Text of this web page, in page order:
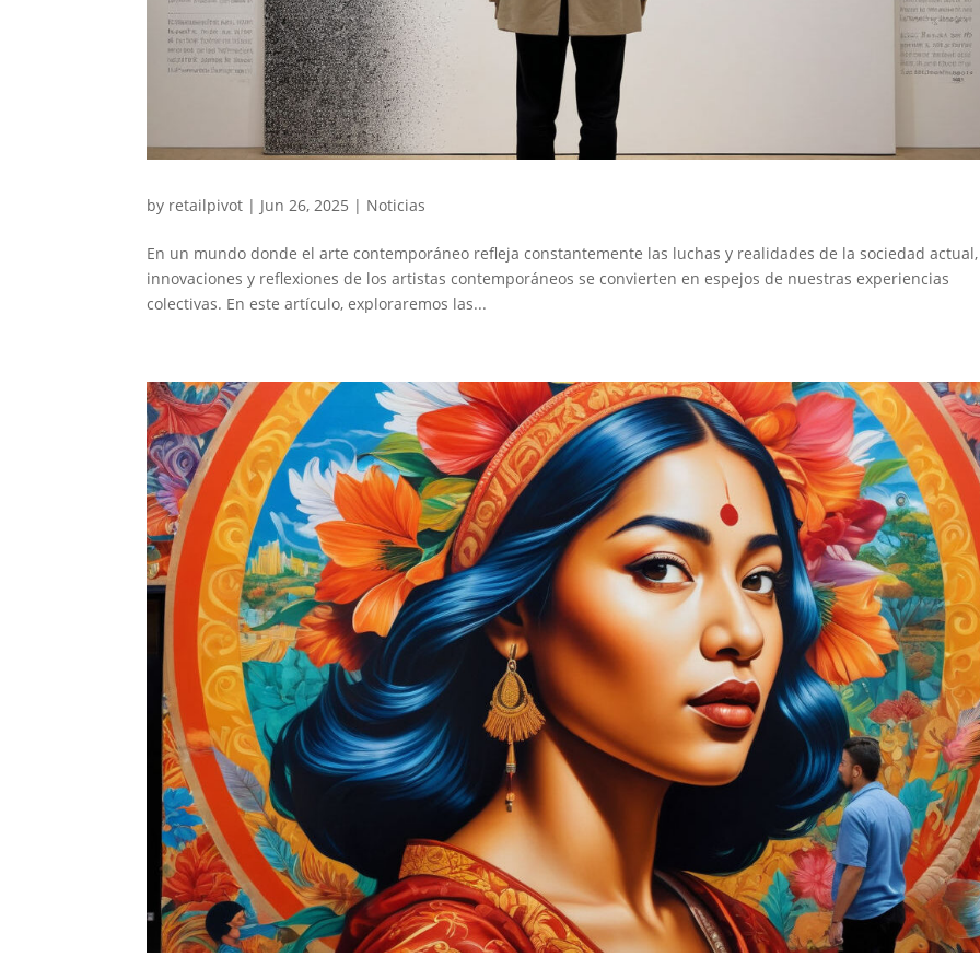
by retailpivot | Jun 26, 2025 | Noticias
En un mundo donde el arte contemporáneo refleja constantemente las luchas y realidades de la sociedad
innovaciones y reflexiones de los artistas contemporáneos se convierten en espejos de nuestras experiencias
colectivas. En este artículo, exploraremos las...